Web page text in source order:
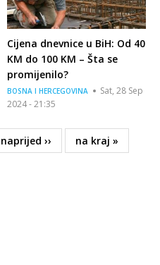
Cijena dnevnice u BiH: Od 40
KM do 100 KM – Šta se
promijenilo?
BOSNA I HERCEGOVINA
Sat, 28 Sep
2024 - 21:35
Next
page
naprijed ››
Last
page
na kraj »